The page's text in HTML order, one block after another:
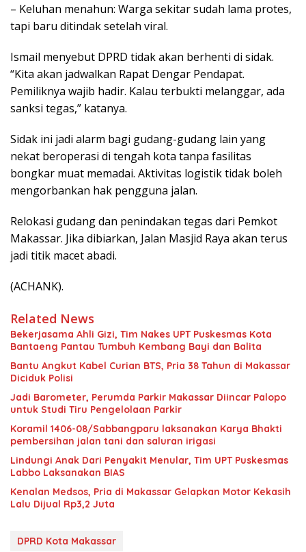
– Keluhan menahun: Warga sekitar sudah lama protes,
tapi baru ditindak setelah viral.
Ismail menyebut DPRD tidak akan berhenti di sidak.
“Kita akan jadwalkan Rapat Dengar Pendapat.
Pemiliknya wajib hadir. Kalau terbukti melanggar, ada
sanksi tegas,” katanya.
Sidak ini jadi alarm bagi gudang-gudang lain yang
nekat beroperasi di tengah kota tanpa fasilitas
bongkar muat memadai. Aktivitas logistik tidak boleh
mengorbankan hak pengguna jalan.
Relokasi gudang dan penindakan tegas dari Pemkot
Makassar. Jika dibiarkan, Jalan Masjid Raya akan terus
jadi titik macet abadi.
(ACHANK).
Related News
Bekerjasama Ahli Gizi, Tim Nakes UPT Puskesmas Kota
Bantaeng Pantau Tumbuh Kembang Bayi dan Balita
Bantu Angkut Kabel Curian BTS, Pria 38 Tahun di Makassar
Diciduk Polisi
Jadi Barometer, Perumda Parkir Makassar Diincar Palopo
untuk Studi Tiru Pengelolaan Parkir
Koramil 1406-08/Sabbangparu laksanakan Karya Bhakti
pembersihan jalan tani dan saluran irigasi
Lindungi Anak Dari Penyakit Menular, Tim UPT Puskesmas
Labbo Laksanakan BIAS
Kenalan Medsos, Pria di Makassar Gelapkan Motor Kekasih
Lalu Dijual Rp3,2 Juta
DPRD Kota Makassar